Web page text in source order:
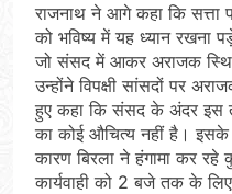
राजनाथ ने आगे कहा कि सत्ता
को भविष्य में यह ध्यान रखना
जो संसद में आकर अराजक
उन्होंने विपक्षी सांसदों पर
हुए कहा कि संसद के अंदर इस
का कोई औचित्य नहीं है। इसके
कारण बिरला ने हंगामा कर
कार्यवाही को 2 बजे तक के